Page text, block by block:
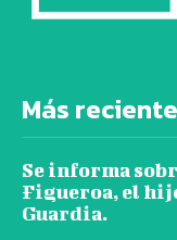
Más reciente
Se informa
Figueroa, el
Guardia.